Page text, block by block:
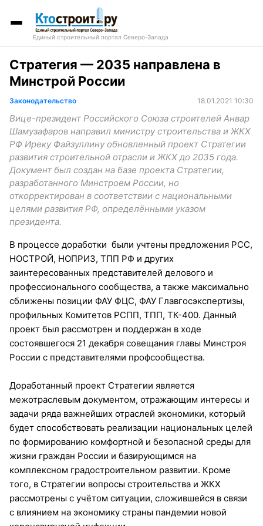
Единый строительный портал Северо-Запада
Стратегия — 2035 направлена в
Минстрой России
Законодательство 18.01.2021 10:30
Вице-президент Российского Союза строителей Анвар
Шамузафаров направил министру строительства и ЖКХ
РФ Иреку Файзуллину обновленный проект Стратегии
развития строительной отрасли и ЖКХ до 2035 года.
Документ был создан на базе проекта Стратегии,
разработанного Минстроем России, но
откорректирован в соответствии с национальными
целями развития РФ, определёнными указом
президента.
В процессе доработки были учтены предложения РСС,
НОСТРОЙ, НОПРИЗ, ТПП РФ и других
заинтересованных представителей делового и
профессионального сообщества, а также максимально
сближены позиции ФАУ ФЦС, ФАУ Главгосэкспертизы,
профильных Комитетов РСПП, ТПП, ТК-400. Данный
проект был рассмотрен и поддержан в ходе
состоявшегося 21 декабря совещания главы Минстроя
России с представителями профсообщества.
Доработанный проект Стратегии является
межотраслевым документом, отражающим интересы и
задачи ряда важнейших отраслей экономики, который
будет способствовать реализации национальных целей
по формированию комфортной и безопасной среды для
жизни граждан России и базирующимся на
комплексном градостроительном развитии. Кроме
того, в Стратегии вопросы строительства и ЖКХ
рассмотрены с учётом ситуации, сложившейся в связи
с влиянием на экономику страны пандемии новой